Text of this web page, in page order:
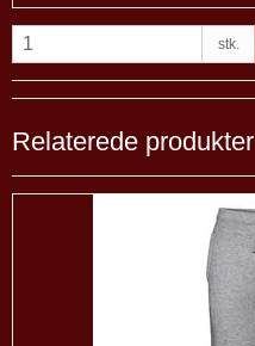
stk.
Relaterede produkter